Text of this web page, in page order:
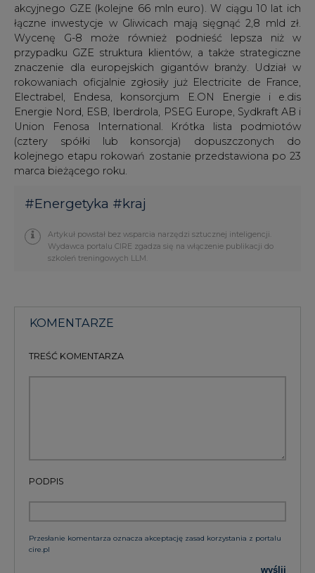
akcyjnego GZE (kolejne 66 mln euro). W ciągu 10 lat ich
łączne inwestycje w Gliwicach mają sięgnąć 2,8 mld zł.
Wycenę G-8 może również podnieść lepsza niż w
przypadku GZE struktura klientów, a także strategiczne
znaczenie dla europejskich gigantów branży. Udział w
rokowaniach oficjalnie zgłosiły już Electricite de France,
Electrabel, Endesa, konsorcjum E.ON Energie i e.dis
Energie Nord, ESB, Iberdrola, PSEG Europe, Sydkraft AB i
Union Fenosa International. Krótka lista podmiotów
(cztery spółki lub konsorcja) dopuszczonych do
kolejnego etapu rokowań zostanie przedstawiona po 23
marca bieżącego roku.
#Energetyka #kraj
Artykuł powstał bez wsparcia narzędzi sztucznej inteligencji.
Wydawca portalu CIRE zgadza się na włączenie publikacji do
szkoleń treningowych LLM.
KOMENTARZE
TREŚĆ KOMENTARZA
PODPIS
Przesłanie komentarza oznacza akceptację zasad korzystania z portalu
cire.pl
wyślij